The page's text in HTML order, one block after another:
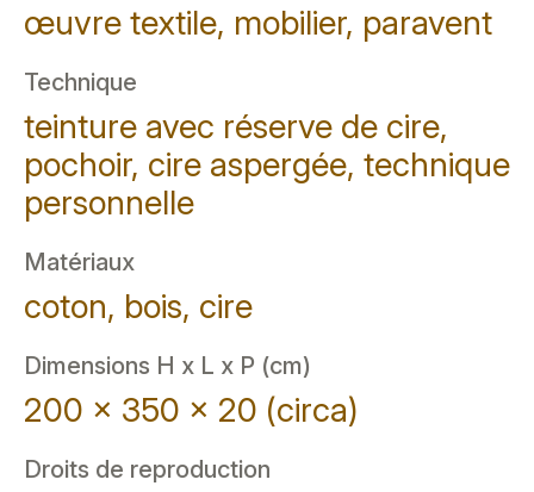
œuvre textile, mobilier, paravent
Technique
teinture avec réserve de cire,
pochoir, cire aspergée, technique
personnelle
Matériaux
coton, bois, cire
Dimensions H x L x P (cm)
200 x 350 x 20 (circa)
Droits de reproduction